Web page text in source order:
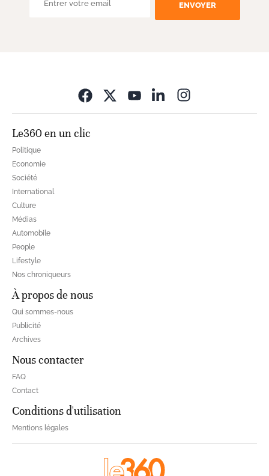
ENVOYER
Le360 en un clic
Politique
Economie
Société
International
Culture
Médias
Automobile
People
Lifestyle
Nos chroniqueurs
À propos de nous
Qui sommes-nous
Publicité
Archives
Nous contacter
FAQ
Contact
Conditions d'utilisation
Mentions légales